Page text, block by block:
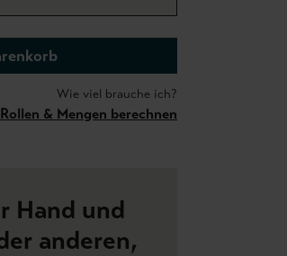
Wie viel brauche ich?
Rollen & Mengen berechnen
Hand und
anderen,